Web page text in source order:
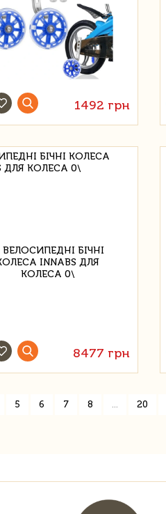
1492 грн
БІЧНІ КОЛЕСА
ДЛЯ КОЛЕСА 0\
8477 грн
5 6 7 8 ... 20